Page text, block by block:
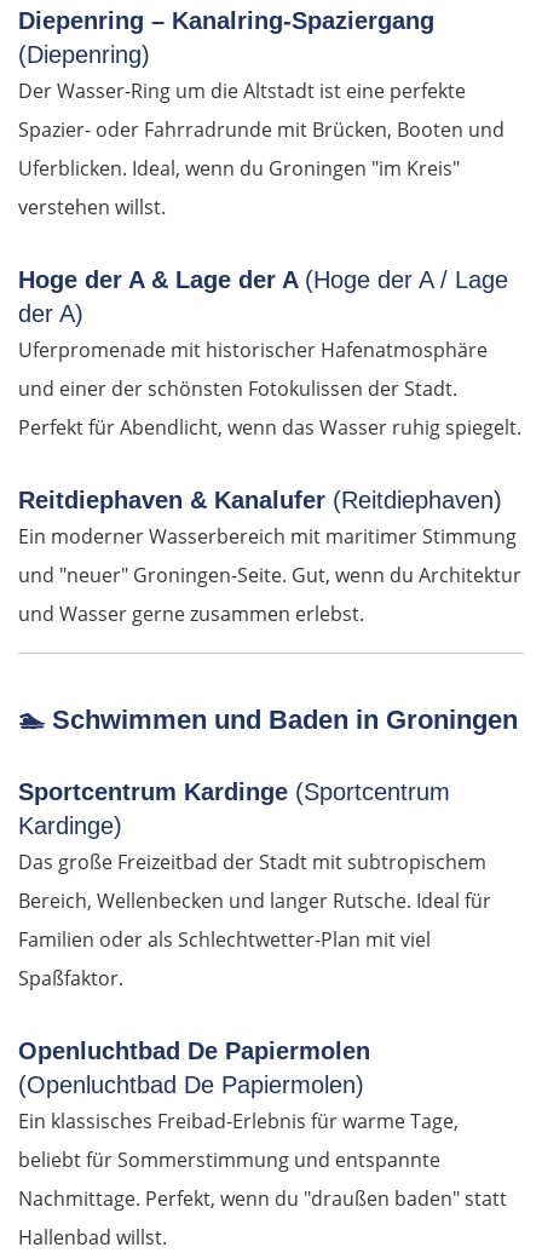
Diepenring – Kanalring-Spaziergang
(Diepenring)
Der Wasser-Ring um die Altstadt ist eine perfekte
Spazier- oder Fahrradrunde mit Brücken, Booten und
Uferblicken. Ideal, wenn du Groningen "im Kreis"
verstehen willst.
Hoge der A & Lage der A (Hoge der A / Lage
der A)
Uferpromenade mit historischer Hafenatmosphäre
und einer der schönsten Fotokulissen der Stadt.
Perfekt für Abendlicht, wenn das Wasser ruhig spiegelt.
Reitdiephaven & Kanalufer (Reitdiephaven)
Ein moderner Wasserbereich mit maritimer Stimmung
und "neuer" Groningen-Seite. Gut, wenn du Architektur
und Wasser gerne zusammen erlebst.
🏊 Schwimmen und Baden in Groningen
Sportcentrum Kardinge (Sportcentrum
Kardinge)
Das große Freizeitbad der Stadt mit subtropischem
Bereich, Wellenbecken und langer Rutsche. Ideal für
Familien oder als Schlechtwetter-Plan mit viel
Spaßfaktor.
Openluchtbad De Papiermolen
(Openluchtbad De Papiermolen)
Ein klassisches Freibad-Erlebnis für warme Tage,
beliebt für Sommerstimmung und entspannte
Nachmittage. Perfekt, wenn du "draußen baden" statt
Hallenbad willst.
Elassona
Kalambaka
Meteora-Klöster
Lamia
Livanates
Chalkida
SÜDROUTE
Korinth
Arta
Argos Orestiko
Giannitsa
Bulgarien West